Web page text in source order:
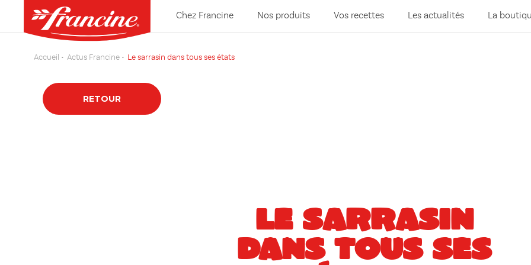
Chez Francine Nos produits Vos recettes Les actualités La
Accueil Actus Francine Le sarrasin dans tous ses états
RETOUR
LE SARRASIN
DANS TOUS SES